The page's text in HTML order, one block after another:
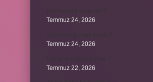
Temmuz 24, 2026
Temmuz 24, 2026
Temmuz 22, 2026